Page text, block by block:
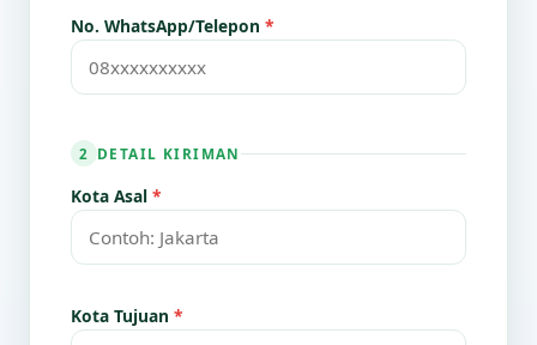
No. WhatsApp/Telepon *
2 DETAIL KIRIMAN
Kota Asal *
Kota Tujuan *